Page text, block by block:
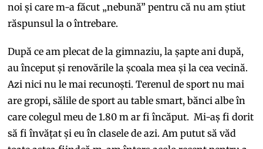
noi și care m-a făcut „nebună” pentru că nu am știut
răspunsul la o întrebare.
După ce am plecat de la gimnaziu, la șapte ani după,
au început și renovările la școala mea și la cea vecină.
Azi nici nu le mai recunoști. Terenul de sport nu mai
are gropi, sălile de sport au table smart, bănci albe în
care colegul meu de 1.80 m ar fi încăput. Mi-aș fi dorit
să fi învățat și eu în clasele de azi. Am putut să văd